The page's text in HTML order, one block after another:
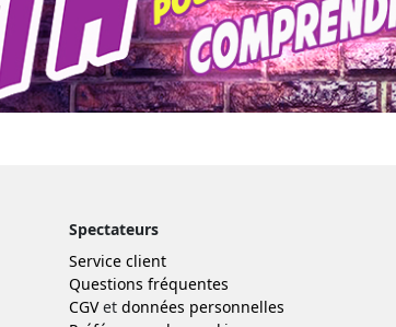
Spectateurs
Service client
Questions fréquentes
CGVet données personnelles